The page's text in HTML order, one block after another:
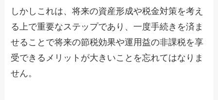
しかしこれは、将来の資産形成や税金対策を考え
る上で重要なステップであり、一度手続きを済ま
せることで将来の節税効果や運用益の非課税を享
受できるメリットが大きいことを忘れてはなりま
せん。